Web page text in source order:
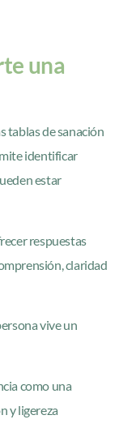
una
tablas de sanación
identificar
estar
respuestas
claridad
vive un
como una
y ligereza